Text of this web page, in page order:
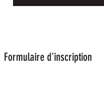
Formulaire d'inscription